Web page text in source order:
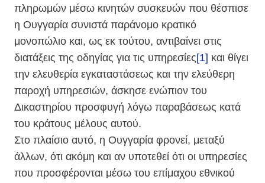
πληρωμών μέσω κινητών συσκευών που θέσπισε
η Ουγγαρία συνιστά παράνομο κρατικό
μονοπώλιο και, ως εκ τούτου, αντιβαίνει στις
διατάξεις της οδηγίας για τις υπηρεσίες[1] και θίγει
την ελευθερία εγκαταστάσεως και την ελεύθερη
παροχή υπηρεσιών, άσκησε ενώπιον του
Δικαστηρίου προσφυγή λόγω παραβάσεως κατά
του κράτους μέλους αυτού.
Στο πλαίσιο αυτό, η Ουγγαρία φρονεί, μεταξύ
άλλων, ότι ακόμη και αν υποτεθεί ότι οι υπηρεσίες
που προσφέρονται μέσω του επίμαχου εθνικού